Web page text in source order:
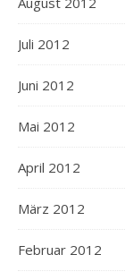
Juli 2012
Juni 2012
Mai 2012
April 2012
März 2012
Februar 2012